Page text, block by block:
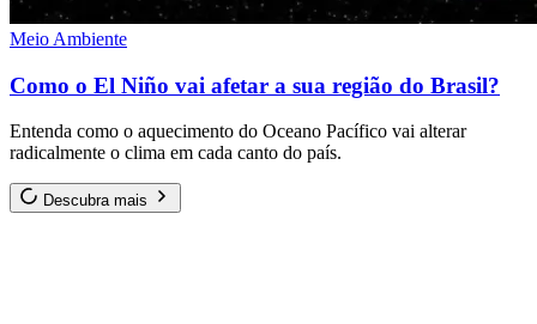
Meio Ambiente
Como o El Niño vai afetar a sua região do Brasil?
Entenda como o aquecimento do Oceano Pacífico vai alterar
radicalmente o clima em cada canto do país.
Descubra mais